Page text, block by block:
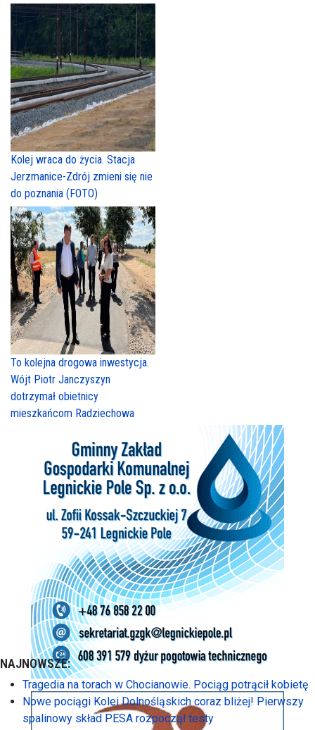
Kolej wraca do życia. Stacja
Jerzmanice-Zdrój zmieni się nie
do poznania (FOTO)
To kolejna drogowa inwestycja.
Wójt Piotr Janczyszyn
dotrzymał obietnicy
mieszkańcom Radziechowa
NAJNOWSZE:
Tragedia na torach w Chocianowie. Pociąg potrącił kobietę
Nowe pociągi Kolei Dolnośląskich coraz bliżej! Pierwszy
spalinowy skład PESA rozpoczął testy